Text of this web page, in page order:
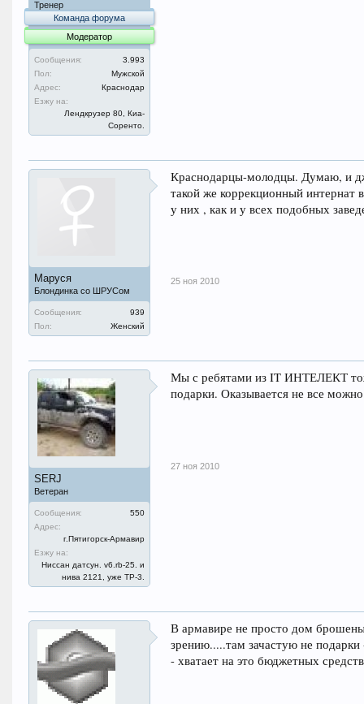
Тренер
Команда форума
Модератор
Сообщения:
3.993
Пол:
Мужской
Адрес:
Краснодар
Езжу на:
Лендкрузер 80, Киа-
Соренто.
Маруся
Блондинка со ШРУСом
Сообщения:
939
Пол:
Женский
Краснодарцы-молодцы. Думаю, и
такой же коррекционный
у них , как и у всех подобных
25 ноя 2010
SERJ
Ветеран
Сообщения:
550
Адрес:
г.Пятигорск-Армавир
Езжу на:
Ниссан датсун. v6.rb-25. и
нива 2121, уже ТР-3.
Мы с ребятами из IT ИНТЕЛЕКТ
подарки. Оказывается не все
27 ноя 2010
В армавире не просто дом
зрению.....там зачастую не
- хватает на это бюджетных